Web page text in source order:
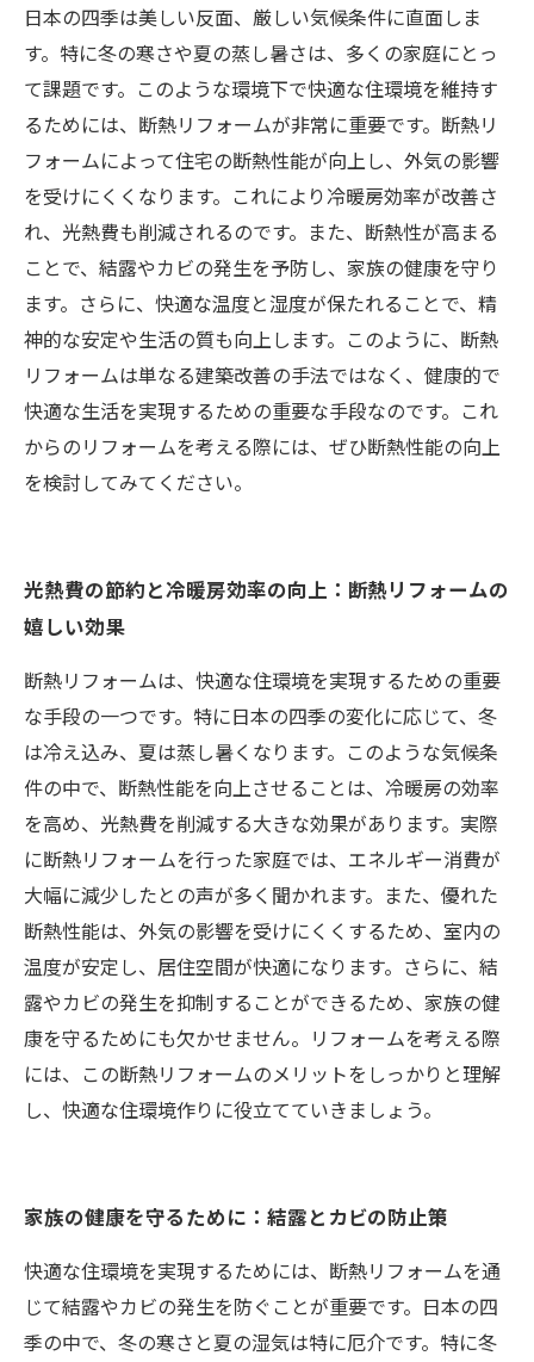
日本の四季は美しい反面、厳しい気候条件に直面しま
す。特に冬の寒さや夏の蒸し暑さは、多くの家庭にとっ
て課題です。このような環境下で快適な住環境を維持す
るためには、断熱リフォームが非常に重要です。断熱リ
フォームによって住宅の断熱性能が向上し、外気の影響
を受けにくくなります。これにより冷暖房効率が改善さ
れ、光熱費も削減されるのです。また、断熱性が高まる
ことで、結露やカビの発生を予防し、家族の健康を守り
ます。さらに、快適な温度と湿度が保たれることで、精
神的な安定や生活の質も向上します。このように、断熱
リフォームは単なる建築改善の手法ではなく、健康的で
快適な生活を実現するための重要な手段なのです。これ
からのリフォームを考える際には、ぜひ断熱性能の向上
を検討してみてください。
光熱費の節約と冷暖房効率の向上：断熱リフォームの
嬉しい効果
断熱リフォームは、快適な住環境を実現するための重要
な手段の一つです。特に日本の四季の変化に応じて、冬
は冷え込み、夏は蒸し暑くなります。このような気候条
件の中で、断熱性能を向上させることは、冷暖房の効率
を高め、光熱費を削減する大きな効果があります。実際
に断熱リフォームを行った家庭では、エネルギー消費が
大幅に減少したとの声が多く聞かれます。また、優れた
断熱性能は、外気の影響を受けにくくするため、室内の
温度が安定し、居住空間が快適になります。さらに、結
露やカビの発生を抑制することができるため、家族の健
康を守るためにも欠かせません。リフォームを考える際
には、この断熱リフォームのメリットをしっかりと理解
し、快適な住環境作りに役立てていきましょう。
家族の健康を守るために：結露とカビの防止策
快適な住環境を実現するためには、断熱リフォームを通
じて結露やカビの発生を防ぐことが重要です。日本の四
季の中で、冬の寒さと夏の湿気は特に厄介です。特に冬